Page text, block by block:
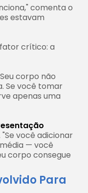
comenta o
estavam
crítico: a
corpo não
Se você tomar
apenas uma
você adicionar
— você
corpo consegue
Para